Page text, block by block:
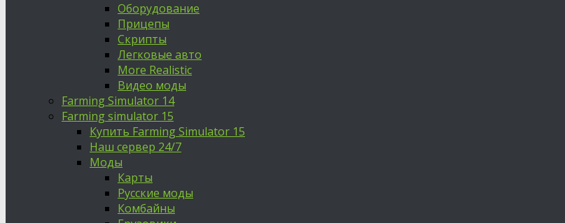
Оборудование
Прицепы
Скрипты
Легковые авто
More Realistic
Видео моды
Farming Simulator 14
Farming simulator 15
Купить Farming Simulator 15
Наш сервер 24/7
Моды
Карты
Русские моды
Комбайны